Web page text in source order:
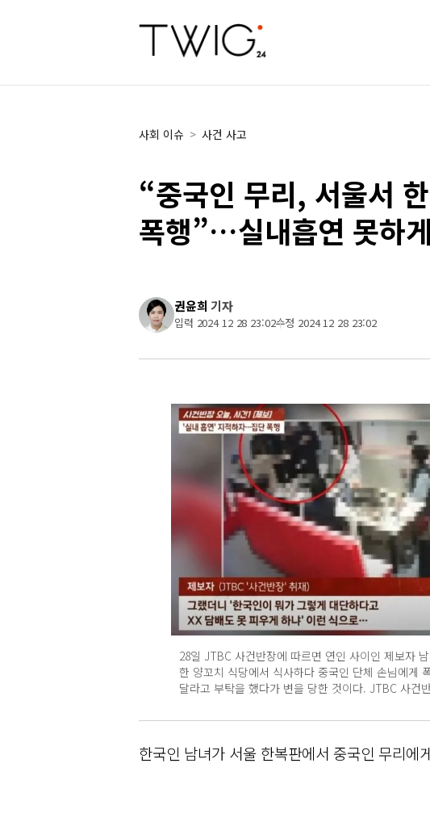
사회 이슈 > 사건 사고
“중국인 무리, 서울서
폭행”…실내흡연 못하
권윤희 기자
입력 2024 12 28 23:02수정 2024 12 28 23:02
28일 JTBC 사건반장에 따르면 연인 사이인 제보자
한 양꼬치 식당에서 식사하다 중국인 단체 손님에게
달라고 부탁을 했다가 변을 당한 것이다. JTBC 사건
한국인 남녀가 서울 한복판에서 중국인 무리에